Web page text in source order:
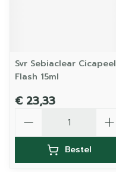
Svr Sebiaclear Cicapeel
Flash 15ml
€ 23,33
Bestel